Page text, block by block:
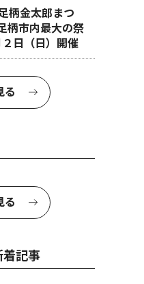
柄金太郎まつ
柄市内最大の祭
日（日）開催
る
る
着記事